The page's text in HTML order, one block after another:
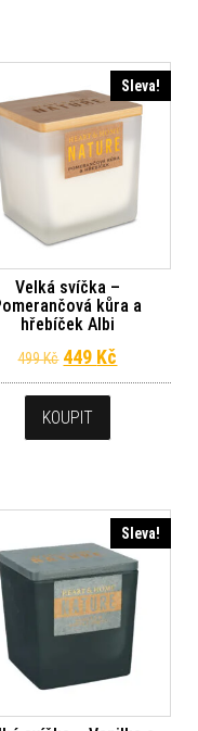
Kč.
314 Kč.
Sleva!
Velká svíčka –
kůra a
hřebíček Albi
499Kč Původní cena
449 Kč
KOUPIT
Sleva!